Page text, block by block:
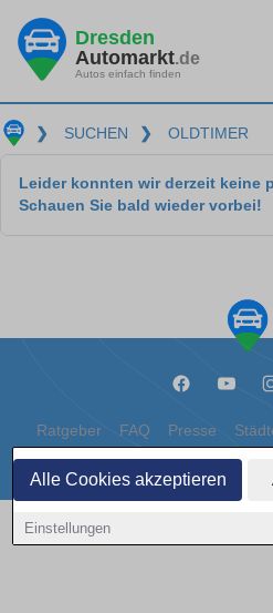
Alle Cookies akzeptieren
Einstellungen
Dresden
Automarkt.de
Autos einfach finden
❯ SUCHEN ❯ OLDTIMER
Leider konnten wir derzeit keine
Schauen Sie bald wieder vorbei!
Ratgeber FAQ Presse
Datenschutz
Copyright © 2000 - 2026 | 1A Infosysteme